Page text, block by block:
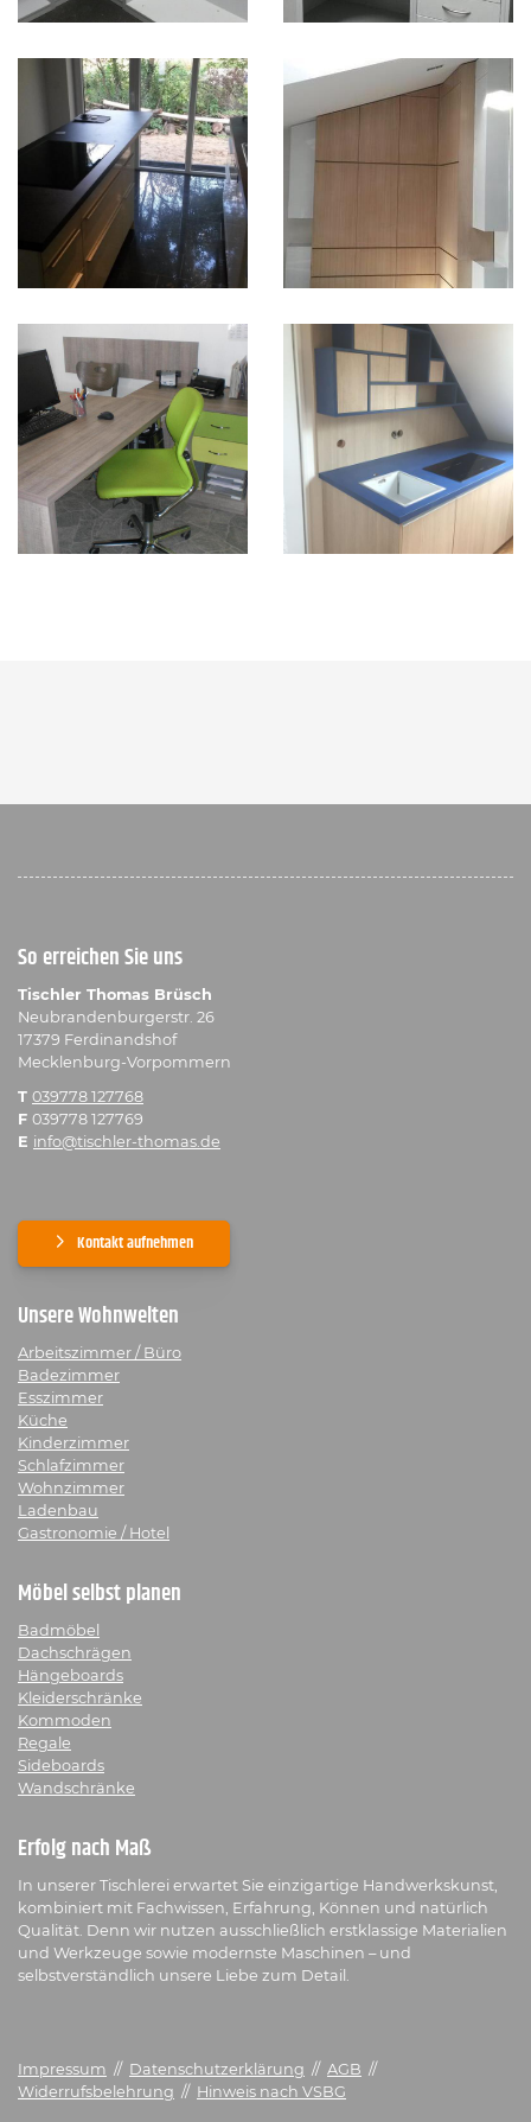
So erreichen Sie uns
Tischler Thomas Brüsch
Neubrandenburgerstr. 26
17379 Ferdinandshof
Mecklenburg-Vorpommern
T 039778 127768
F 039778 127769
E info@tischler-thomas.de
Kontakt aufnehmen
Unsere Wohnwelten
Arbeitszimmer / Büro
Badezimmer
Esszimmer
Küche
Kinderzimmer
Schlafzimmer
Wohnzimmer
Ladenbau
Gastronomie / Hotel
Möbel selbst planen
Badmöbel
Dachschrägen
Hängeboards
Kleiderschränke
Kommoden
Regale
Sideboards
Wandschränke
Erfolg nach Maß
In unserer Tischlerei erwartet Sie einzigartige Handwerkskunst,
kombiniert mit Fachwissen, Erfahrung, Können und natürlich
Qualität. Denn wir nutzen ausschließlich erstklassige Materialien
und Werkzeuge sowie modernste Maschinen – und
selbstverständlich unsere Liebe zum Detail.
Impressum // Datenschutzerklärung // AGB //
Widerrufsbelehrung // Hinweis nach VSBG